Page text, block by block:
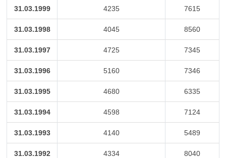
31.03.1999 4235 7615
31.03.1998 4045 8560
31.03.1997 4725 7345
31.03.1996 5160 7346
31.03.1995 4680 6335
31.03.1994 4598 7124
31.03.1993 4140 5489
31.03.1992 4334 8040